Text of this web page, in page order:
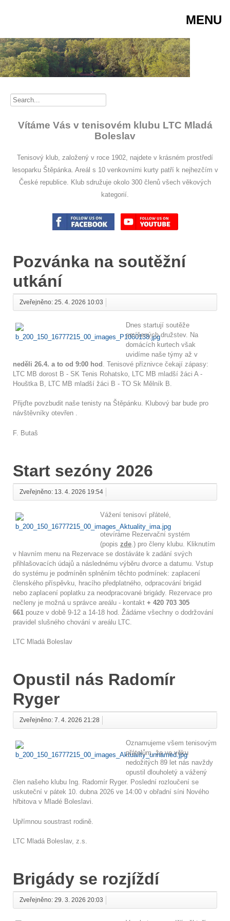
MENU
Vítáme Vás v tenisovém klubu LTC Mladá
Boleslav
Tenisový klub, založený v roce 1902, najdete v krásném prostředí
lesoparku Štěpánka. Areál s 10 venkovními kurty patří k nejhezčím v
České republice. Klub sdružuje okolo 300 členů všech věkových
kategorií.
Pozvánka na soutěžní
utkání
Zveřejněno: 25. 4. 2026 10:03
Dnes startují soutěže
smíšených družstev. Na
domácích kurtech však
uvidíme naše týmy až v
neděli 26.4. a to od 9:00 hod . Tenisové příznivce čekají zápasy:
LTC MB dorost B - SK Tenis Rohatsko, LTC MB mladší žáci A -
Houštka B, LTC MB mladší žáci B - TO Sk Mělník B.
Přijďte povzbudit naše tenisty na Štěpánku. Klubový bar bude pro
návštěvníky otevřen .
F. Butaš
Start sezóny 2026
Zveřejněno: 13. 4. 2026 19:54
Vážení tenisoví přátelé,
otevíráme Rezervační systém
(popis zde .) pro členy klubu. Kliknutím
v hlavním menu na Rezervace se dostáváte k zadání svých
přihlašovacích údajů a následnému výběru dvorce a datumu. Vstup
do systému je podmíněn splněním těchto podmínek: zaplacení
členského příspěvku, hracího předplatného, odpracování brigád
nebo zaplacení poplatku za neodpracované brigády. Rezervace pro
nečleny je možná u správce areálu - kontakt + 420 703 305
661 pouze v době 9-12 a 14-18 hod. Žádáme všechny o dodržování
pravidel slušného chování v areálu LTC.
LTC Mladá Boleslav
Opustil nás Radomír
Ryger
Zveřejněno: 7. 4. 2026 21:28
Oznamujeme všem tenisovým
přátelům, že ve věku
nedožitých 89 let nás navždy
opustil dlouholetý a vážený
člen našeho klubu Ing. Radomír Ryger. Poslední rozloučení se
uskuteční v pátek 10. dubna 2026 ve 14:00 v obřadní síni Nového
hřbitova v Mladé Boleslavi.
Upřímnou soustrast rodině.
LTC Mladá Boleslav, z.s.
Brigády se rozjíždí
Zveřejněno: 29. 3. 2026 20:03